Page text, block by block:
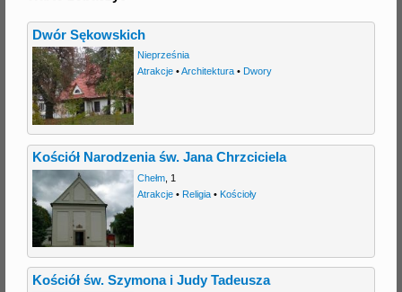
Dwór Sękowskich
Nieprześnia
Atrakcje•Architektura• Dwory
Kościół Narodzenia św. Jana Chrzciciela
Chełm, 1
Atrakcje• Religia• Kościoły
Kościół św. Szymona i Judy Tadeusza